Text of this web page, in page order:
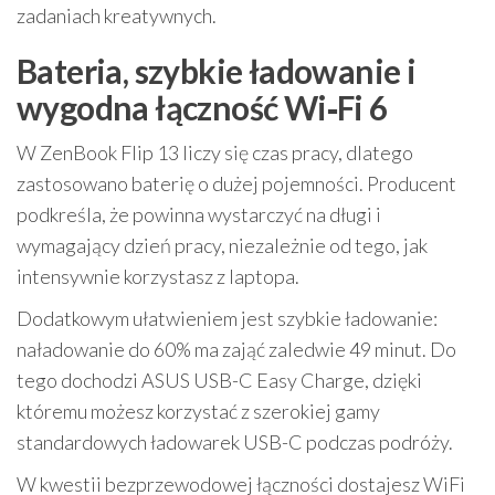
zadaniach kreatywnych.
Bateria, szybkie ładowanie i
wygodna łączność Wi‑Fi 6
W ZenBook Flip 13 liczy się czas pracy, dlatego
zastosowano baterię o dużej pojemności. Producent
podkreśla, że powinna wystarczyć na długi i
wymagający dzień pracy, niezależnie od tego, jak
intensywnie korzystasz z laptopa.
Dodatkowym ułatwieniem jest szybkie ładowanie:
naładowanie do 60% ma zająć zaledwie 49 minut. Do
tego dochodzi ASUS USB-C Easy Charge, dzięki
któremu możesz korzystać z szerokiej gamy
standardowych ładowarek USB-C podczas podróży.
W kwestii bezprzewodowej łączności dostajesz WiFi